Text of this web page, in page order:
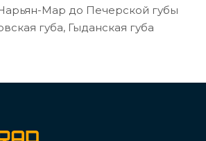
Мар до Печерской губы
губа, Гыданская губа